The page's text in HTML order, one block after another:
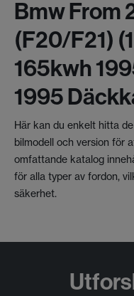
Bmw From
(f20/f21)
165kwh
1995
Här kan du enkelt hitta
bilmodell och version för
omfattande katalog
för alla typer av fordon,
säkerhet.